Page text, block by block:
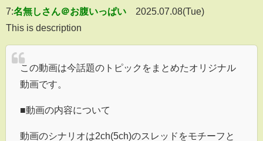
7:名無しさん＠お腹いっぱい
2025.07.08(Tue)
This is description
この動画は今話題のトピックをまとめたオリジナル
動画です。
■動画の内容について
動画のシナリオは2ch(5ch)のスレッドをモチーフと